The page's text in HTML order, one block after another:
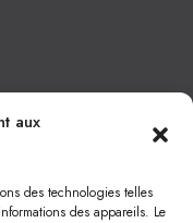
aux
des technologies telles
des appareils. Le